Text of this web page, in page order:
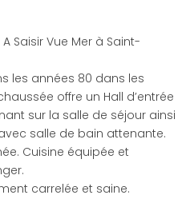
Saisir Vue Mer à Saint-
les années 80 dans les
offre un Hall d’entrée
sur la salle de séjour ainsi
salle de bain attenante.
Cuisine équipée et
carrelée et saine.